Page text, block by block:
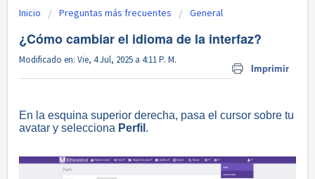
Inicio Preguntas más frecuentes General
¿Cómo cambiar el idioma de la interfaz?
Imprimir
Modificado en: Vie, 4 Jul, 2025 a 4:11 P. M.
En la esquina superior derecha, pasa el cursor sobre tu
avatar y selecciona Perfil .